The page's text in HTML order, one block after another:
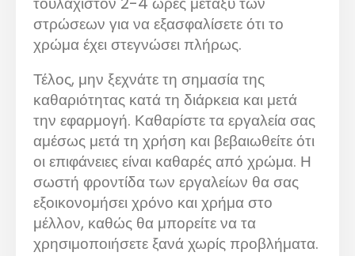
στρώσεων για να εξασφαλίσετε ότι το
χρώμα έχει στεγνώσει πλήρως.
Τέλος, μην ξεχνάτε τη σημασία της
καθαριότητας κατά τη διάρκεια και μετά
την εφαρμογή. Καθαρίστε τα εργαλεία σας
αμέσως μετά τη χρήση και βεβαιωθείτε ότι
οι επιφάνειες είναι καθαρές από χρώμα. Η
σωστή φροντίδα των εργαλείων θα σας
εξοικονομήσει χρόνο και χρήμα στο
μέλλον, καθώς θα μπορείτε να τα
χρησιμοποιήσετε ξανά χωρίς προβλήματα.